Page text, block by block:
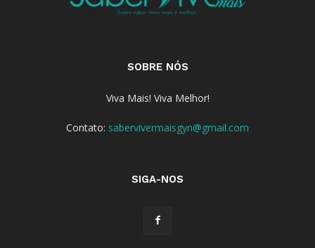
SOBRE NÓS
Viva Mais! Viva Melhor!
Contato: sabervivermaisgyn@gmail.com
SIGA-NOS